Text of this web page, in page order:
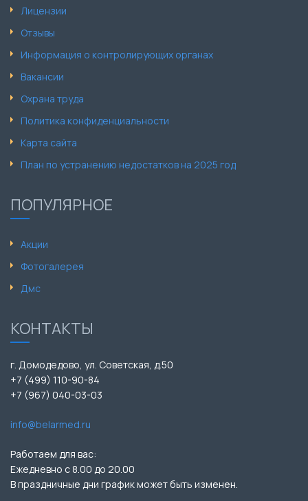
Лицензии
Отзывы
Информация о контролирующих органах
Вакансии
Охрана труда
Политика конфиденциальности
Карта сайта
План по устранению недостатков на 2025 год
ПОПУЛЯРНОЕ
Акции
Фотогалерея
Дмс
КОНТАКТЫ
г. Домодедово, ул. Советская, д.50
+7 (499) 110-90-84
+7 (967) 040-03-03
info@belarmed.ru
Работаем для вас:
Ежедневно с 8.00 до 20.00
В праздничные дни график может быть изменен.